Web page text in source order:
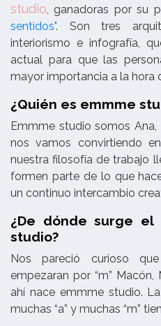
studio, ganadoras por su
sentidos". Son tres
interiorismo e infografía,
actual para que las
mayor importancia a la hora
¿Quién es emmme
Emmme studio somos Ana,
nos vamos convirtiendo
nuestra filosofía de trabajo
formen parte de lo que
un continuo intercambio
¿De dónde surge el
studio?
Nos pareció curioso
empezaran por “m”
ahí nace emmme studio.
muchas “a” y muchas “m”